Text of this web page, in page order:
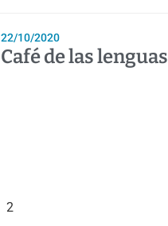
22/10/2020
Café de las lenguas
2